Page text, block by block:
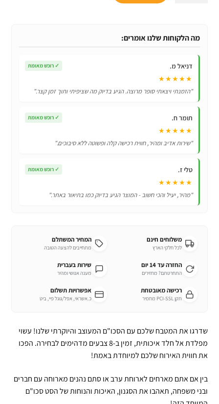
מעוצב
מה הלקוחות שלנו אומרים:
דניאל מ. ✓ רוכש מאומת
★★★★★
"הזמנתי ויצאתי סופר מרוצה. הגיע בדיוק מה שציפיתי ותוך זמן קצר."
תומר ח. ✓ רוכש מאומת
★★★★★
"שירות אדיב ומהיר, חווית רכישה קלה ופשוטה ללא סיבוכים."
טלי ז. ✓ רוכש מאומת
★★★★★
"מהיר, יעיל והכי חשוב - המוצר הגיע בדיוק כמו בתיאור באתר."
משלוחים חינם
לכל חלקי הארץ
המחיר המשתלם
מתחייבים להצעה הטובה
החזרה עד 14 יום
התחרטתם? מחזירים
שירות בעברית
מענה אנושי ומהיר
רכישה מאובטחת
תקן PCI-SSL מחמיר
אפשרויות תשלום
כ.אשראי, אפל/גוגל פיי, ביט
שדרגו את המטבח שלכם עם הסכו"ם המעוצב והיוקרתי שלנו! עשוי
מפלדת אל חלד איכותית, זמין ב-8 צבעים מדהימים לבחירה. הפכו
את חווית האירוח שלכם למיוחדת באמת!
בין אם אתם מארחים לארוחת ערב או סתם נהנים מארוחה עם חברים
ובני משפחה, תאהבו את הסגנון, האיכות והנוחות של הסט סכו"ם